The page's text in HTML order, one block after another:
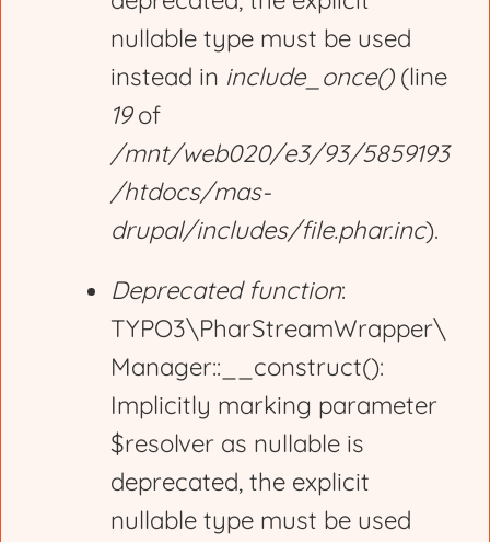
nullable type must be used
instead in include_once()(line
19of
/mnt/web020/e3/93/5859193
/htdocs/mas-
drupal/includes/file.phar.inc).
Deprecated function:
TYPO3\PharStreamWrapper\
Manager::__construct():
Implicitly marking parameter
$resolver as nullable is
deprecated, the explicit
nullable type must be used